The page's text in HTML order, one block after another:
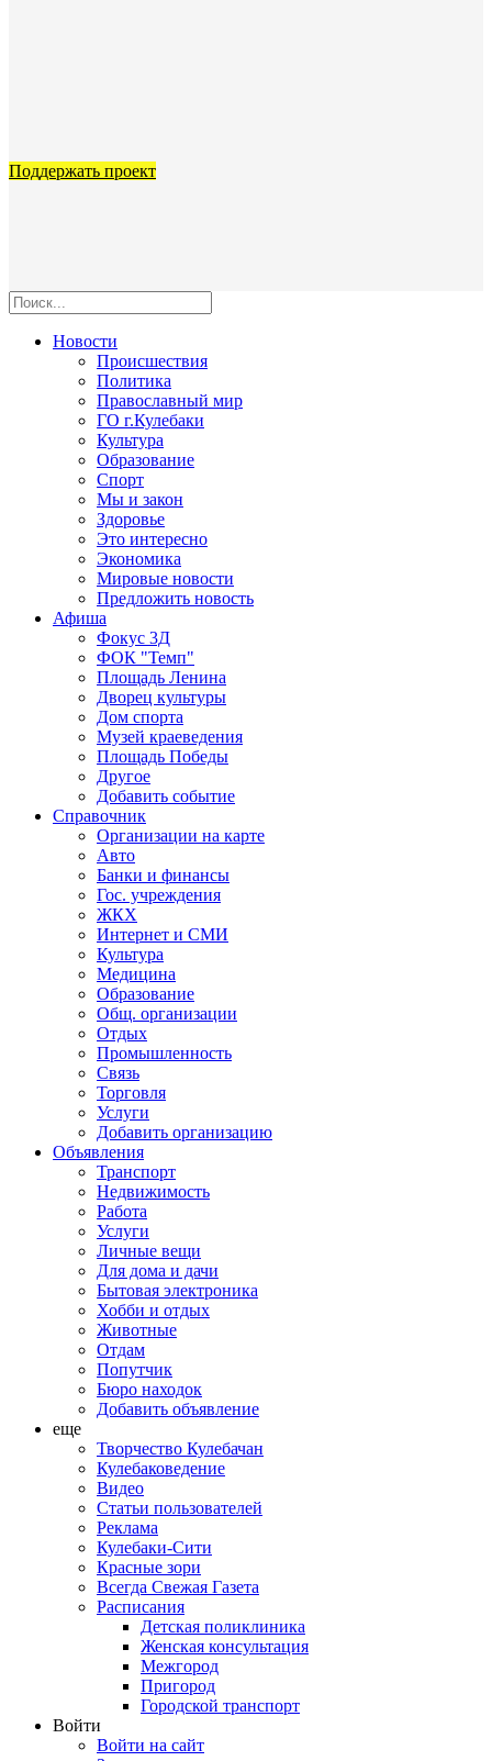
Поддержать проект
Новости
Происшествия
Политика
Православный мир
ГО г.Кулебаки
Культура
Образование
Спорт
Мы и закон
Здоровье
Это интересно
Экономика
Мировые новости
Предложить новость
Афиша
Фокус 3Д
ФОК "Темп"
Площадь Ленина
Дворец культуры
Дом спорта
Музей краеведения
Площадь Победы
Другое
Добавить событие
Справочник
Организации на карте
Авто
Банки и финансы
Гос. учреждения
ЖКХ
Интернет и СМИ
Культура
Медицина
Образование
Общ. организации
Отдых
Промышленность
Связь
Торговля
Услуги
Добавить организацию
Объявления
Транспорт
Недвижимость
Работа
Услуги
Личные вещи
Для дома и дачи
Бытовая электроника
Хобби и отдых
Животные
Отдам
Попутчик
Бюро находок
Добавить объявление
еще
Творчество Кулебачан
Кулебаковедение
Видео
Статьи пользователей
Реклама
Кулебаки-Сити
Красные зори
Всегда Свежая Газета
Расписания
Детская поликлиника
Женская консультация
Межгород
Пригород
Городской транспорт
Войти
Войти на сайт